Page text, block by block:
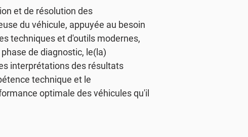
et de résolution des
du véhicule, appuyée au besoin
techniques et d'outils modernes,
de diagnostic, le(la)
interprétations des résultats
technique et le
optimale des véhicules qu'il